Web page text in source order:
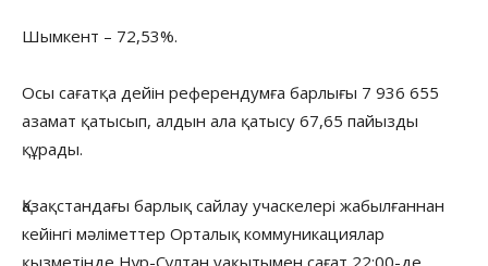
Шымкент – 72,53%.
Осы сағатқа дейін референдумға барлығы 7 936 655
азамат қатысып, алдын ала қатысу 67,65 пайызды
құрады.
Қазақстандағы барлық сайлау учаскелері жабылғаннан
кейінгі мәліметтер Орталық коммуникациялар